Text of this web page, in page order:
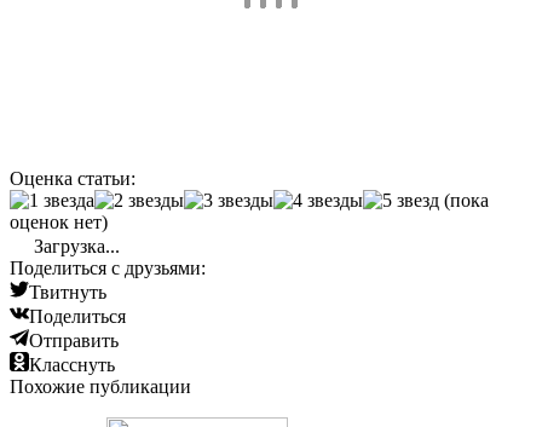
Оценка статьи:
(пока
оценок нет)
Загрузка...
Поделиться с друзьями:
Твитнуть
Поделиться
Отправить
Класснуть
Похожие публикации